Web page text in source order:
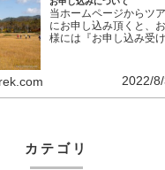
当ホームページからツ
にお申し込み頂くと、
様には『お申し込み受け
2022/
カテゴリ